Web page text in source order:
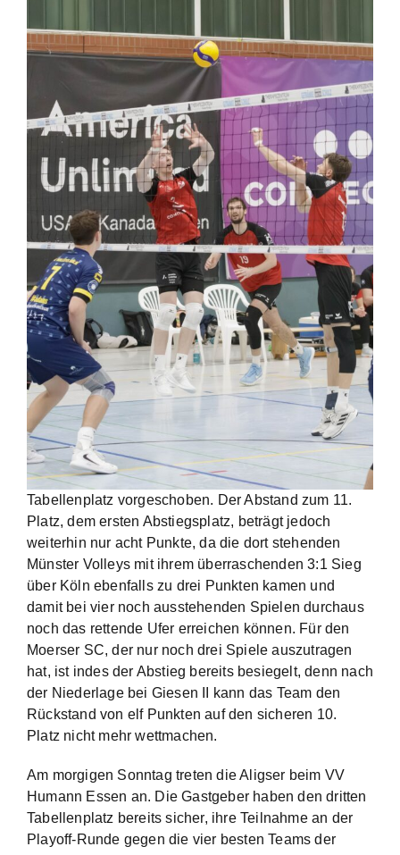
Tabellenplatz vorgeschoben. Der Abstand zum 11.
Platz, dem ersten Abstiegsplatz, beträgt jedoch
weiterhin nur acht Punkte, da die dort stehenden
Münster Volleys mit ihrem überraschenden 3:1 Sieg
über Köln ebenfalls zu drei Punkten kamen und
damit bei vier noch ausstehenden Spielen durchaus
noch das rettende Ufer erreichen können. Für den
Moerser SC, der nur noch drei Spiele auszutragen
hat, ist indes der Abstieg bereits besiegelt, denn nach
der Niederlage bei Giesen II kann das Team den
Rückstand von elf Punkten auf den sicheren 10.
Platz nicht mehr wettmachen.
Am morgigen Sonntag treten die Aligser beim VV
Humann Essen an. Die Gastgeber haben den dritten
Tabellenplatz bereits sicher, ihre Teilnahme an der
Playoff-Runde gegen die vier besten Teams der